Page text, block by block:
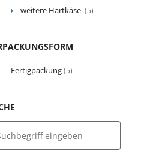
weitere Hartkäse (5)
Fertigpackung(5)